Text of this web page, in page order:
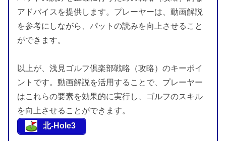
アドバイスを提供します。プレーヤーは、動画解説
を参考にしながら、パットの読みを向上させること
ができます。
以上が、浅見ゴルフ倶楽部戦略（攻略）のキーポイ
ントです。動画解説を活用することで、プレーヤー
はこれらの要素を効果的に実行し、ゴルフのスキル
を向上させることができます。
北-Hole3